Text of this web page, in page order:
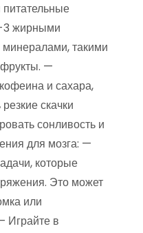
3 жирными
такими
—
и сахара,
скачки
сонливость и
для мозга: —
которые
Это может
или
Играйте в